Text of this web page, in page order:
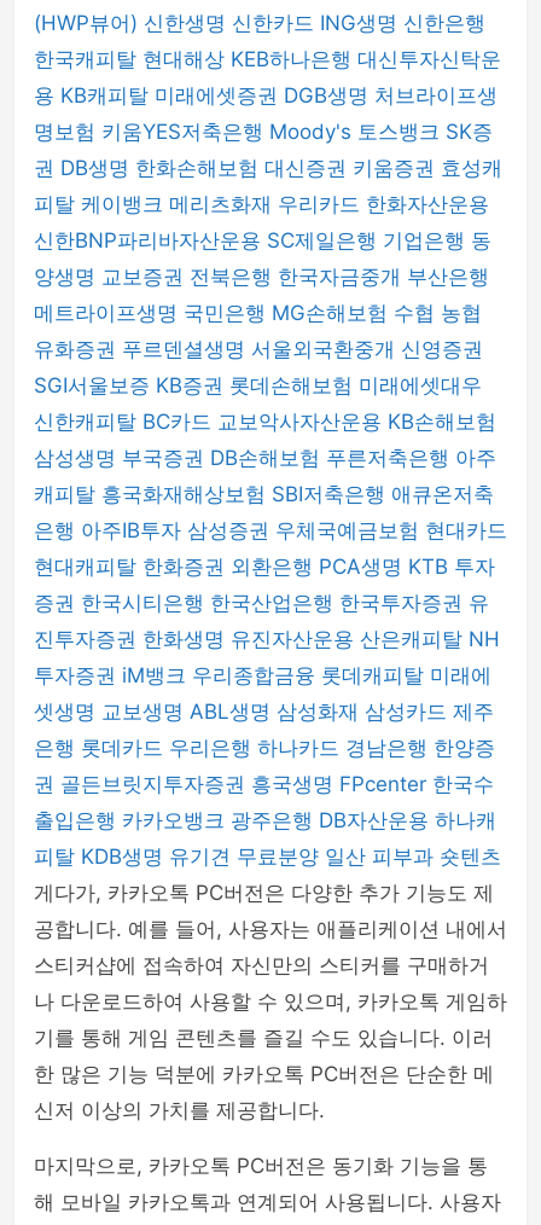
(HWP뷰어) 신한생명 신한카드 ING생명 신한은행
한국캐피탈 현대해상 KEB하나은행 대신투자신탁운
용 KB캐피탈 미래에셋증권 DGB생명 처브라이프생
명보험 키움YES저축은행 Moody's 토스뱅크 SK증
권 DB생명 한화손해보험 대신증권 키움증권 효성캐
피탈 케이뱅크 메리츠화재 우리카드 한화자산운용
신한BNP파리바자산운용 SC제일은행 기업은행 동
양생명 교보증권 전북은행 한국자금중개 부산은행
메트라이프생명 국민은행 MG손해보험 수협 농협
유화증권 푸르덴셜생명 서울외국환중개 신영증권
SGI서울보증 KB증권 롯데손해보험 미래에셋대우
신한캐피탈 BC카드 교보악사자산운용 KB손해보험
삼성생명 부국증권 DB손해보험 푸른저축은행 아주
캐피탈 흥국화재해상보험 SBI저축은행 애큐온저축
은행 아주IB투자 삼성증권 우체국예금보험 현대카드
현대캐피탈 한화증권 외환은행 PCA생명 KTB 투자
증권 한국시티은행 한국산업은행 한국투자증권 유
진투자증권 한화생명 유진자산운용 산은캐피탈 NH
투자증권 iM뱅크 우리종합금융 롯데캐피탈 미래에
셋생명 교보생명 ABL생명 삼성화재 삼성카드 제주
은행 롯데카드 우리은행 하나카드 경남은행 한양증
권 골든브릿지투자증권 흥국생명 FPcenter 한국수
출입은행 카카오뱅크 광주은행 DB자산운용 하나캐
피탈 KDB생명 유기견 무료분양 일산 피부과 숏텐츠
게다가, 카카오톡 PC버전은 다양한 추가 기능도 제
공합니다. 예를 들어, 사용자는 애플리케이션 내에서
스티커샵에 접속하여 자신만의 스티커를 구매하거
나 다운로드하여 사용할 수 있으며, 카카오톡 게임하
기를 통해 게임 콘텐츠를 즐길 수도 있습니다. 이러
한 많은 기능 덕분에 카카오톡 PC버전은 단순한 메
신저 이상의 가치를 제공합니다.
마지막으로, 카카오톡 PC버전은 동기화 기능을 통
해 모바일 카카오톡과 연계되어 사용됩니다. 사용자